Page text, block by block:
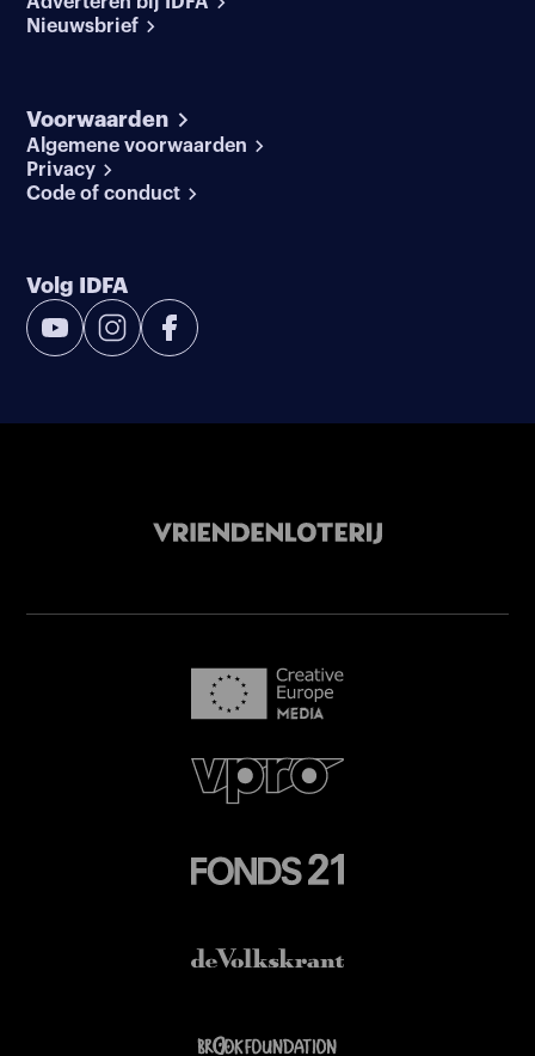
Nieuwsbrief
Voorwaarden
Algemene voorwaarden
Privacy
Code of conduct
Volg IDFA